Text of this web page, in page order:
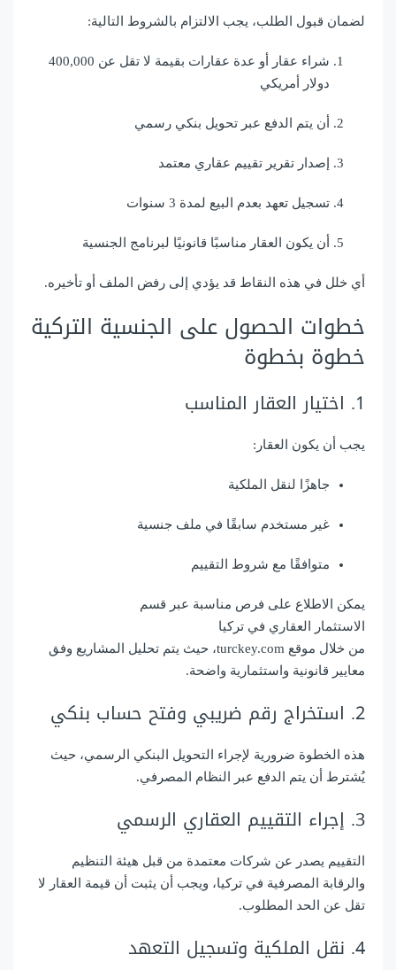
لضمان قبول الطلب، يجب الالتزام بالشروط التالية:
شراء عقار أو عدة عقارات بقيمة لا تقل عن 400,000
دولار أمريكي
أن يتم الدفع عبر تحويل بنكي رسمي
إصدار تقرير تقييم عقاري معتمد
تسجيل تعهد بعدم البيع لمدة 3 سنوات
أن يكون العقار مناسبًا قانونيًا لبرنامج الجنسية
أي خلل في هذه النقاط قد يؤدي إلى رفض الملف أو تأخيره.
خطوات الحصول على الجنسية التركية
خطوة بخطوة
1. اختيار العقار المناسب
يجب أن يكون العقار:
جاهزًا لنقل الملكية
غير مستخدم سابقًا في ملف جنسية
متوافقًا مع شروط التقييم
يمكن الاطلاع على فرص مناسبة عبر قسم
الاستثمار العقاري في تركيا
من خلال موقع turckey.com، حيث يتم تحليل المشاريع وفق
معايير قانونية واستثمارية واضحة.
2. استخراج رقم ضريبي وفتح حساب بنكي
هذه الخطوة ضرورية لإجراء التحويل البنكي الرسمي، حيث
يُشترط أن يتم الدفع عبر النظام المصرفي.
3. إجراء التقييم العقاري الرسمي
التقييم يصدر عن شركات معتمدة من قبل هيئة التنظيم
والرقابة المصرفية في تركيا، ويجب أن يثبت أن قيمة العقار لا
تقل عن الحد المطلوب.
4. نقل الملكية وتسجيل التعهد